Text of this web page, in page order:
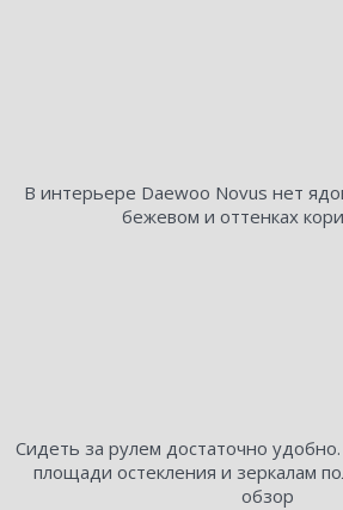
В интерьере Daewoo Novus нет
бежевом и оттенках
Сидеть за рулем достаточно
площади остекления и зеркалам
обзор